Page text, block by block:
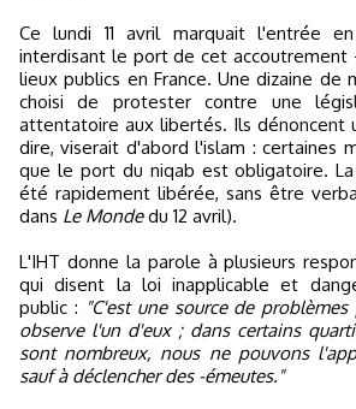
Ce lundi 11 avril marquait l'entrée
interdisant le port de cet accoutrement
lieux publics en France. Une dizaine de
choisi de protester contre une
attentatoire aux libertés. Ils dénoncent
dire, viserait d'abord l'islam : certaines
que le port du niqab est obligatoire.
été rapidement libérée, sans être
dans Le Mondedu 12 avril).
L'IHT donne la parole à plusieurs
qui disent la loi inapplicable et
public : "C'est une source de
observe l'un d'eux ; dans certains
sont nombreux, nous ne pouvons
sauf à déclencher des -émeutes."